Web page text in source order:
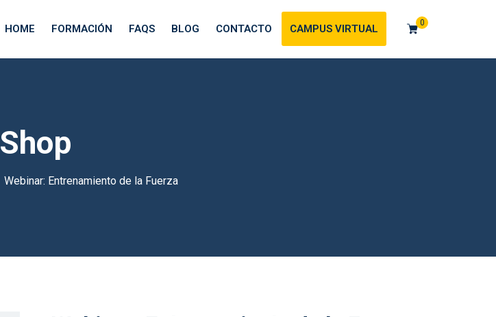
0
HOME FORMACIÓN FAQS BLOG CONTACTO CAMPUS VIRTUAL
Shop
Webinar: Entrenamiento de la Fuerza